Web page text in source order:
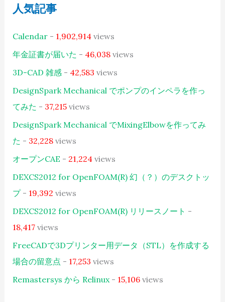
人気記事
Calendar- 1,902,914views
年金証書が届いた - 46,038views
3D-CAD 雑感- 42,583 views
DesignSpark Mechanical でポンプのインペラを作っ
てみた - 37,215views
DesignSpark Mechanical でMixingElbowを作ってみ
た - 32,228views
オープンCAE - 21,224views
DEXCS2012 for OpenFOAM(R) 幻（？）のデスクトッ
プ- 19,392 views
DEXCS2012 for OpenFOAM(R) リリースノート -
18,417views
FreeCADで3Dプリンター用データ（STL）を作成する
場合の留意点 - 17,253 views
Remastersys から Relinux- 15,106views